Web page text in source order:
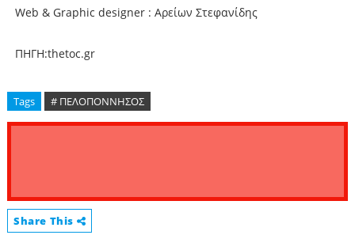
Web & Graphic designer : Αρείων Στεφανίδης
ΠΗΓΗ:thetoc.gr
Tags # ΠΕΛΟΠΟΝΝΗΣΟΣ
Share This